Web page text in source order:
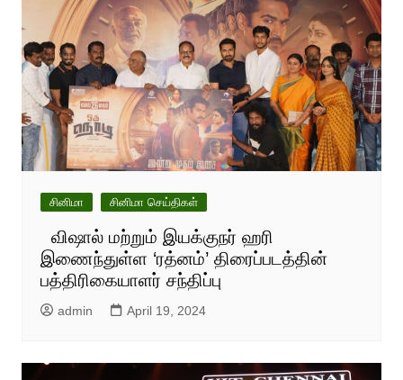
சினிமா சினிமா செய்திகள்
விஷால் மற்றும் இயக்குநர் ஹரி
இணைந்துள்ள ‘ரத்னம்’ திரைப்படத்தின்
பத்திரிகையாளர் சந்திப்பு
admin April 19, 2024